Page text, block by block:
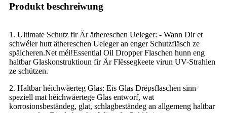
Produkt beschreiwung
1. Ultimate Schutz fir Är äthereschen Ueleger: - Wann Dir et
schwéier hutt äthereschen Ueleger an enger Schutzfläsch ze
späicheren.Net méi!Essential Oil Dropper Flaschen hunn eng
haltbar Glaskonstruktioun fir Är Flëssegkeete virun UV-Strahlen
ze schützen.
2. Haltbar héichwäerteg Glas: Eis Glas Drëpsflaschen sinn
speziell mat héichwäertege Glas entworf, wat
korrosionsbeständeg, glat, schlagbeständeg an allgemeng haltbar